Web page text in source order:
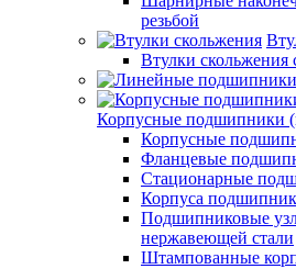
резьбой
Втулки
Корпусные подшипники
Корпусные
Фланцевые
Стационарные
Корпуса
Подшипниковые
нержавеющей стали
Штампованные